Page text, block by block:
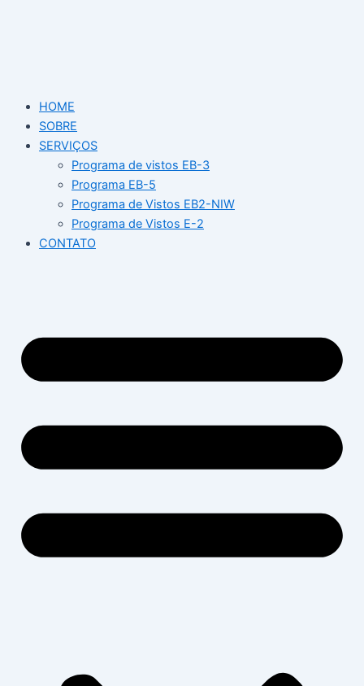
HOME
SOBRE
SERVIÇOS
Programa de vistos EB-3
Programa EB-5
Programa de Vistos EB2-NIW
Programa de Vistos E-2
CONTATO